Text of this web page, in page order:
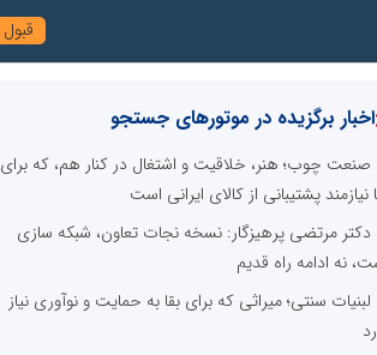
اخبار برگزیده در موتورهای جستجو
صنعت چوب؛ هنر، خلاقیت و اشتغال در کنار هم، که برای
نیازمند پشتیبانی از کالای ایرانی است
دکتر مرتضی پرهیزگار: نسخه نجات تعاون، شبکه سازی
نه ادامه راه قدیم
لبنیات سنتی؛ میراثی که برای بقا به حمایت و نوآوری نیاز